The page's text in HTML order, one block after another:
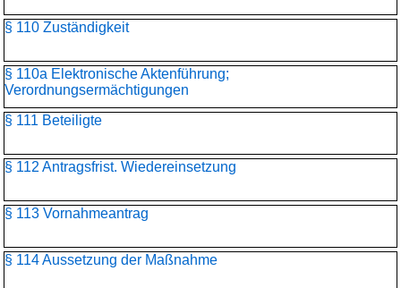
§ 110 Zuständigkeit
§ 110a Elektronische Aktenführung;
Verordnungsermächtigungen
§ 111 Beteiligte
§ 112 Antragsfrist. Wiedereinsetzung
§ 113 Vornahmeantrag
§ 114 Aussetzung der Maßnahme